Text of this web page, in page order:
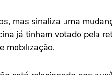
mas sinaliza uma
já tinham votado pela
mobilização.